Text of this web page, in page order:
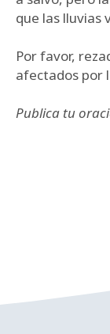
que las lluvias
Por favor,
afectados por
Publica tu